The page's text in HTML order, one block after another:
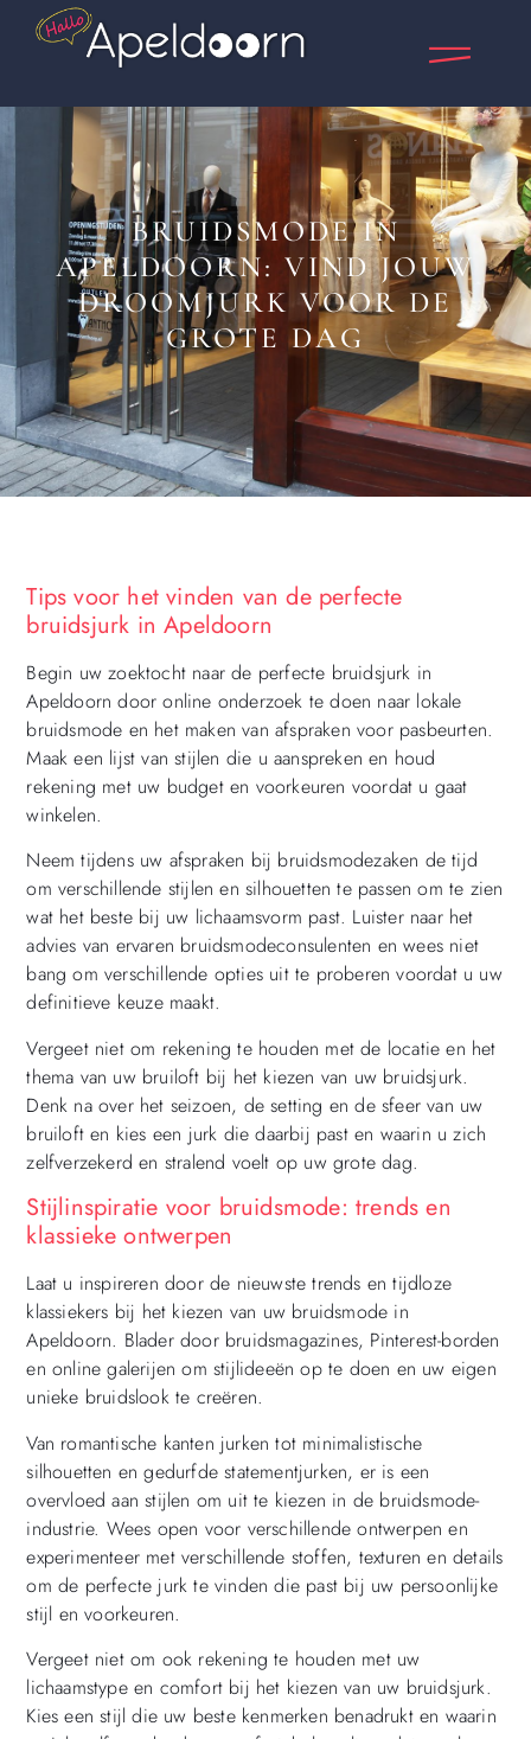
BRUIDSMODE IN
APELDOORN: VIND JOUW
DROOMJURK VOOR DE
GROTE DAG
Tips voor het vinden van de perfecte
bruidsjurk in Apeldoorn
Begin uw zoektocht naar de perfecte bruidsjurk in
Apeldoorn door online onderzoek te doen naar lokale
bruidsmode en het maken van afspraken voor pasbeurten.
Maak een lijst van stijlen die u aanspreken en houd
rekening met uw budget en voorkeuren voordat u gaat
winkelen.
Neem tijdens uw afspraken bij bruidsmodezaken de tijd
om verschillende stijlen en silhouetten te passen om te zien
wat het beste bij uw lichaamsvorm past. Luister naar het
advies van ervaren bruidsmodeconsulenten en wees niet
bang om verschillende opties uit te proberen voordat u uw
definitieve keuze maakt.
Vergeet niet om rekening te houden met de locatie en het
thema van uw bruiloft bij het kiezen van uw bruidsjurk.
Denk na over het seizoen, de setting en de sfeer van uw
bruiloft en kies een jurk die daarbij past en waarin u zich
zelfverzekerd en stralend voelt op uw grote dag.
Stijlinspiratie voor bruidsmode: trends en
klassieke ontwerpen
Laat u inspireren door de nieuwste trends en tijdloze
klassiekers bij het kiezen van uw bruidsmode in
Apeldoorn. Blader door bruidsmagazines, Pinterest-borden
en online galerijen om stijlideeën op te doen en uw eigen
unieke bruidslook te creëren.
Van romantische kanten jurken tot minimalistische
silhouetten en gedurfde statementjurken, er is een
overvloed aan stijlen om uit te kiezen in de bruidsmode-
industrie. Wees open voor verschillende ontwerpen en
experimenteer met verschillende stoffen, texturen en details
om de perfecte jurk te vinden die past bij uw persoonlijke
stijl en voorkeuren.
Vergeet niet om ook rekening te houden met uw
lichaamstype en comfort bij het kiezen van uw bruidsjurk.
Kies een stijl die uw beste kenmerken benadrukt en waarin